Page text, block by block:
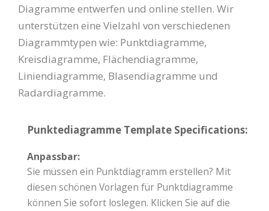
Diagramme entwerfen und online stellen. Wir
unterstützen eine Vielzahl von verschiedenen
Diagrammtypen wie: Punktdiagramme,
Kreisdiagramme, Flächendiagramme,
Liniendiagramme, Blasendiagramme und
Radardiagramme.
Punktediagramme Template Specifications:
Anpassbar:
Sie müssen ein Punktdiagramm erstellen? Mit
diesen schönen Vorlagen für Punktdiagramme
können Sie sofort loslegen. Klicken Sie auf die